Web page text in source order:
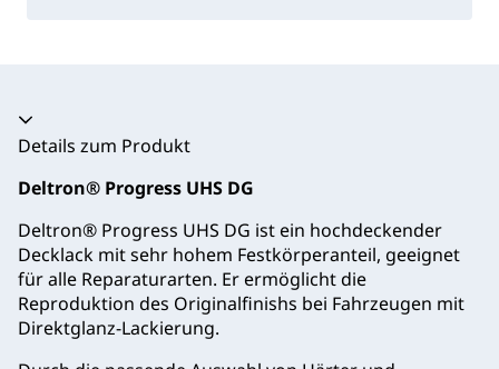
Akkordeon zusammengeklappt
Details zum Produkt
Deltron® Progress UHS DG
Deltron® Progress UHS DG ist ein hochdeckender
Decklack mit sehr hohem Festkörperanteil, geeignet
für alle Reparaturarten. Er ermöglicht die
Reproduktion des Originalfinishs bei Fahrzeugen mit
Direktglanz-Lackierung.